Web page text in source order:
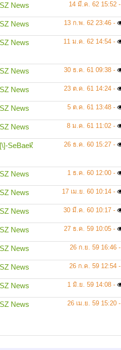
SZ News 14 มี.ค. 62 15:52 -
SZ News 13 ก.พ. 62 23:46 -
SZ News 11 ม.ค. 62 14:54 -
SZ News 30 ธ.ค. 61 09:38 -
SZ News 23 ต.ค. 61 14:24 -
SZ News 5 ต.ค. 61 13:48 -
SZ News 8 ม.ค. 61 11:02 -
[\]-SeBaekํ 26 ธ.ค. 60 15:27 -
SZ News 1 ธ.ค. 60 12:00 -
SZ News 17 เม.ย. 60 10:14 -
SZ News 30 มี.ค. 60 10:17 -
SZ News 27 ธ.ค. 59 10:05 -
SZ News 26 ก.ย. 59 16:46 -
SZ News 26 ก.ค. 59 12:54 -
SZ News 1 มิ.ย. 59 14:08 -
SZ News 26 เม.ย. 59 15:20 -